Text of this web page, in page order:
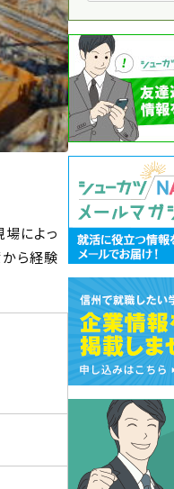
によっ
ら経験